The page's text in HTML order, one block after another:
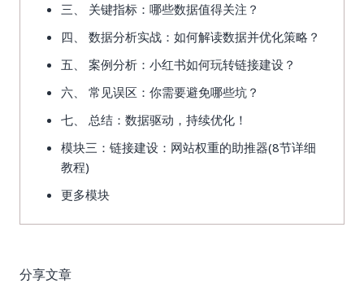
三、 关键指标：哪些数据值得关注？
四、 数据分析实战：如何解读数据并优化策略？
五、 案例分析：小红书如何玩转链接建设？
六、 常见误区：你需要避免哪些坑？
七、 总结：数据驱动，持续优化！
模块三：链接建设：网站权重的助推器(8节详细
教程)
更多模块
分享文章